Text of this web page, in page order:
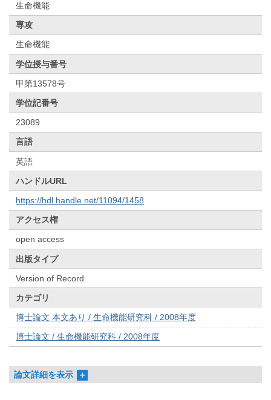
生命機能
専攻
生命機能
学位授与番号
甲第13578号
学位記番号
23089
言語
英語
ハンドルURL
https://hdl.handle.net/11094/1458
アクセス権
open access
出版タイプ
Version of Record
カテゴリ
博士論文 本文あり / 生命機能研究科 / 2008年度
博士論文 / 生命機能研究科 / 2008年度
論文詳細を表示